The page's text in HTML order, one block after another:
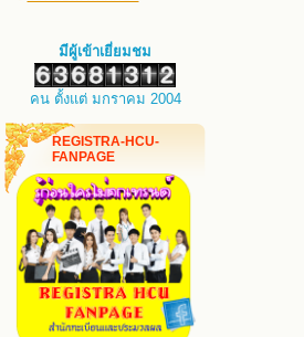
มีผู้เข้าเยี่ยมชม
คน ตั้งแต่ มกราคม 2004
REGISTRA-HCU-
FANPAGE